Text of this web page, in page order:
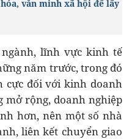
văn minh xã hội để lấy
lĩnh vực kinh tế
năm trước, trong đó
cực đối với kinh doanh
mở rộng, doanh nghiệp
hơn, nên một số nhà
liên kết chuyển giao